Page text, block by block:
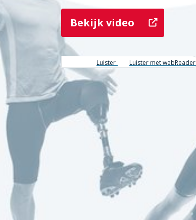
Bekijk video
Luister Luister met webReader